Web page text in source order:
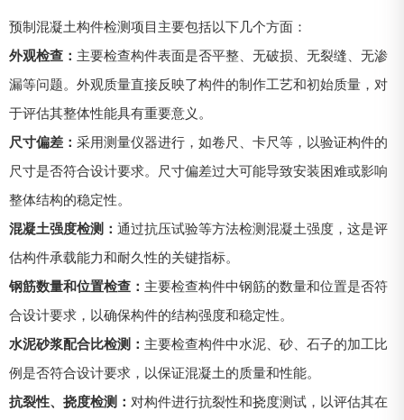
预制混凝土构件检测项目主要包括以下几个方面：
外观检查： 主要检查构件表面是否平整、无破损、无裂缝、无渗
漏等问题。外观质量直接反映了构件的制作工艺和初始质量，对
于评估其整体性能具有重要意义。
尺寸偏差： 采用测量仪器进行，如卷尺、卡尺等，以验证构件的
尺寸是否符合设计要求。尺寸偏差过大可能导致安装困难或影响
整体结构的稳定性。
混凝土强度检测： 通过抗压试验等方法检测混凝土强度，这是评
估构件承载能力和耐久性的关键指标。
钢筋数量和位置检查： 主要检查构件中钢筋的数量和位置是否符
合设计要求，以确保构件的结构强度和稳定性。
水泥砂浆配合比检测： 主要检查构件中水泥、砂、石子的加工比
例是否符合设计要求，以保证混凝土的质量和性能。
抗裂性、挠度检测： 对构件进行抗裂性和挠度测试，以评估其在